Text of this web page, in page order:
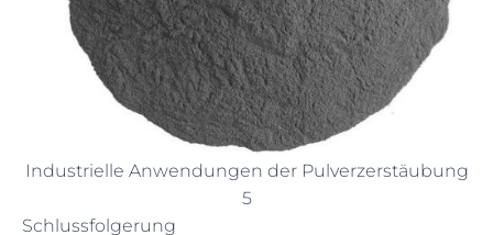
Industrielle Anwendungen der Pulverzerstäubung
5
Schlussfolgerung